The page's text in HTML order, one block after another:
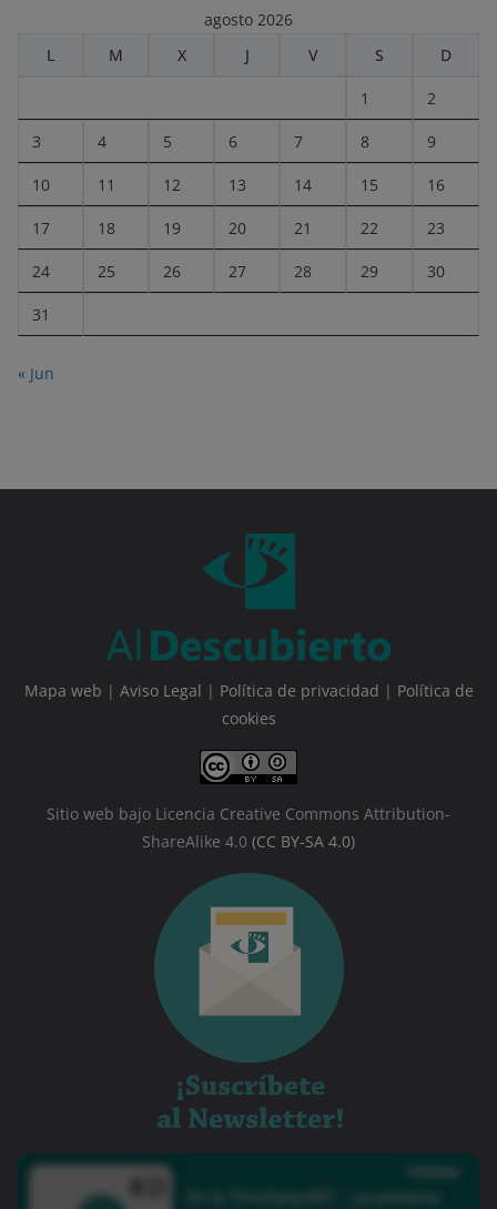
agosto 2026
L
M X J V S D
1 2
3 4 5 6 7 8 9
10 11 12 13 14 15 16
17 18 19 20 21 22 23
24 25 26 27 28 29 30
31
« Jun
Mapa web | Aviso Legal | Política de privacidad | Política de
cookies
Sitio web bajo Licencia Creative Commons Attribution-
ShareAlike 4.0 (CC BY-SA 4.0)